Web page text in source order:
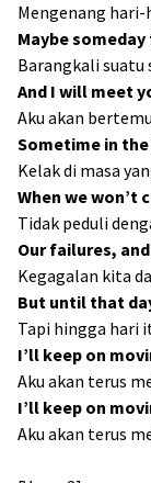
Mengenang
Maybe
Barangkali suatu
And I will meet
Aku akan
Sometime in
Kelak di masa
When we won’t
Tidak peduli
Our failures,
Kegagalan kita
But until that
Tapi hingga hari
I’ll keep on
Aku akan terus
I’ll keep on
Aku akan terus